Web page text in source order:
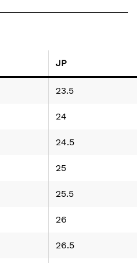
JP
23.5
24
24.5
25
25.5
26
26.5